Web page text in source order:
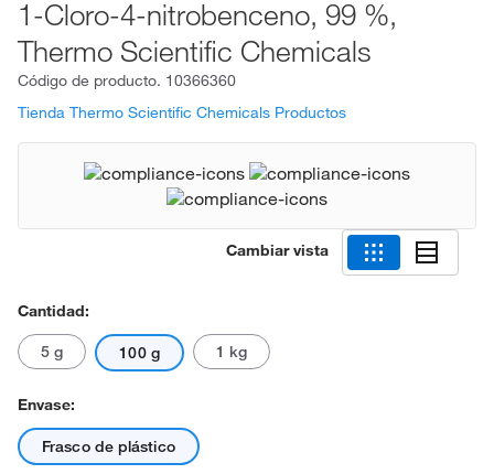
1-Cloro-4-nitrobenceno, 99 %,
Thermo Scientific Chemicals
Código de producto. 10366360
Tienda Thermo Scientific Chemicals Productos
Cambiar vista
Cantidad:
5 g 100 g 1 kg
Envase:
Frasco de plástico